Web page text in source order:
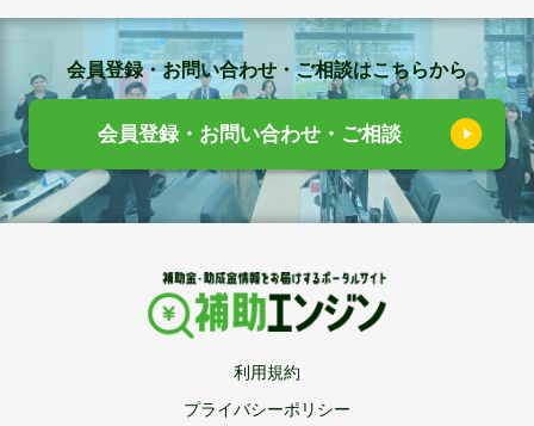
会員登録・お問い合わせ・ご相談はこちらから
会員登録・お問い合わせ・ご相談
利用規約
プライバシーポリシー